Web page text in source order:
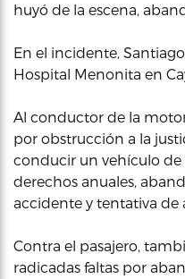
huyó de la escena,
En el incidente,
Hospital Menonita en
Al conductor de la
por obstrucción a la
conducir un vehículo
derechos anuales,
accidente y tentativa de
Contra el pasajero,
radicadas faltas por